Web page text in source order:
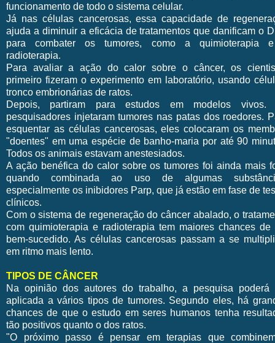
funcionamento de todo o sistema celular.
Já nas células cancerosas, essa capacidade de
ajuda a diminuir a eficácia de tratamentos que danificam o
para combater os tumores, como a quimioterapia
radioterapia.
Para avaliar a ação do calor sobre o câncer, os
primeiro fizeram o experimento em laboratório, usando
tronco embrionárias de ratos.
Depois, partiram para estudos em modelos vivos.
pesquisadores injetaram tumores nas patas dos roedores.
esquentar as células cancerosas, eles colocaram os
"doentes" em uma espécie de banho-maria por até 90
Todos os animais estavam anestesiados.
A ação benéfica do calor sobre os tumores foi ainda mais
quando combinada ao uso de algumas
especialmente os inibidores Parp, que já estão em fase de
clínicos.
Com o sistema de regeneração do câncer abalado, o
com quimioterapia e radioterapia tem maiores chances de
bem-sucedido. As células cancerosas passam a se
em ritmo mais lento.
TIPOS DE CÂNCER
Na opinião dos autores do trabalho, a pesquisa poderá
aplicada a vários tipos de tumores. Segundo eles, há
chances de que o estudo em seres humanos tenha
tão positivos quanto o dos ratos.
"O próximo passo é pensar em terapias que